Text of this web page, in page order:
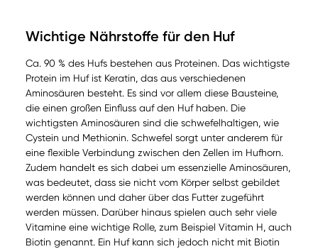
Wichtige Nährstoffe für den Huf
Ca. 90 % des Hufs bestehen aus Proteinen. Das wichtigste
Protein im Huf ist Keratin, das aus verschiedenen
Aminosäuren besteht. Es sind vor allem diese Bausteine,
die einen großen Einfluss auf den Huf haben. Die
wichtigsten Aminosäuren sind die schwefelhaltigen, wie
Cystein und Methionin. Schwefel sorgt unter anderem für
eine flexible Verbindung zwischen den Zellen im Hufhorn.
Zudem handelt es sich dabei um essenzielle Aminosäuren,
was bedeutet, dass sie nicht vom Körper selbst gebildet
werden können und daher über das Futter zugeführt
werden müssen. Darüber hinaus spielen auch sehr viele
Vitamine eine wichtige Rolle, zum Beispiel Vitamin H, auch
Biotin genannt. Ein Huf kann sich jedoch nicht mit Biotin